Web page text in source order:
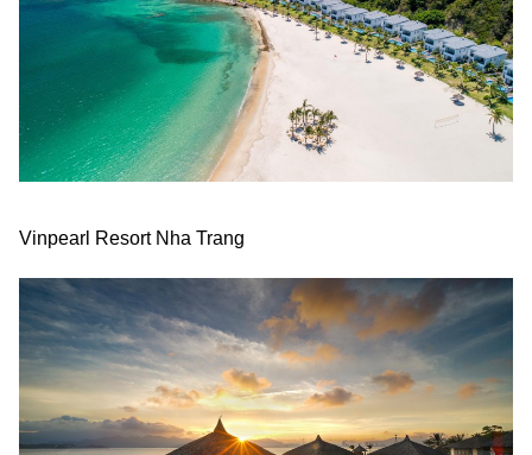
Vinpearl Resort Nha Trang